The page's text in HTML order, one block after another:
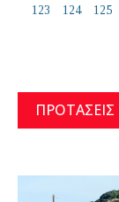
123
124 125
ΠΡΟΤΑΣΕΙΣ